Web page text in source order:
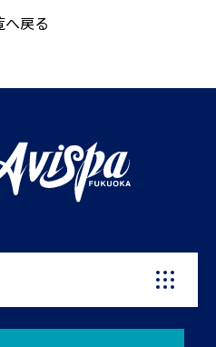
へ戻る